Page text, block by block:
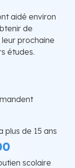
aidé environ
de
prochaine
études.
plus de 15 ans
scolaire